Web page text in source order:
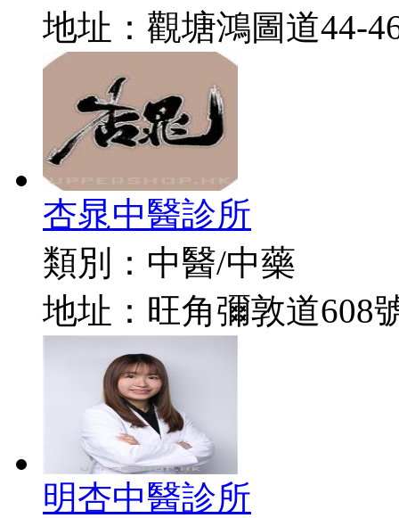
地址： 觀塘鴻圖道44-
杏晁中醫診所
類別： 中醫/中藥
地址： 旺角彌敦道608
明杏中醫診所